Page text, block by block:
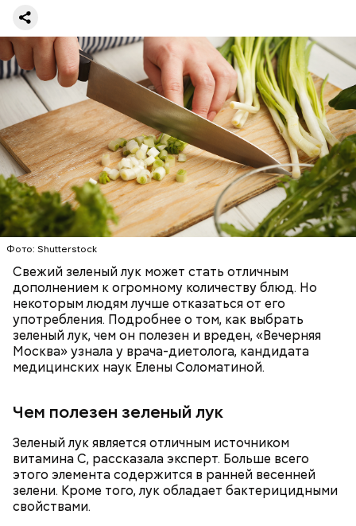
Фото: Shutterstock
Свежий зеленый лук может стать отличным
дополнением к огромному количеству блюд. Но
некоторым людям лучше отказаться от его
употребления. Подробнее о том, как выбрать
зеленый лук, чем он полезен и вреден, «Вечерняя
Москва» узнала у врача-диетолога, кандидата
медицинских наук Елены Соломатиной.
Чем полезен зеленый лук
Зеленый лук является отличным источником
витамина C, рассказала эксперт. Больше всего
этого элемента содержится в ранней весенней
зелени. Кроме того, лук обладает бактерицидными
свойствами.
Также не нужно есть дыню до корки, потому что
именно там скапливаются нитраты. И важно
тщательно ее мыть, чтобы не отравиться, добавила
собеседница «ВМ».
Как выбрать дыню